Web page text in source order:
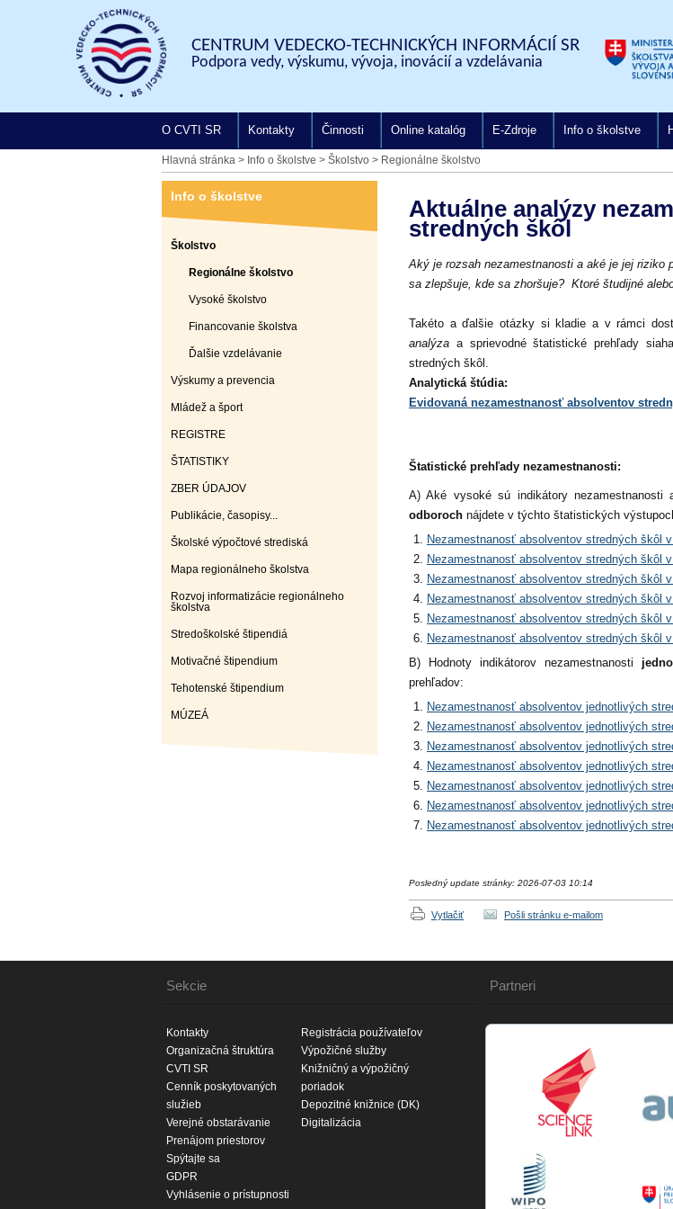
CENTRUM VEDECKO-TECHNICKÝCH INFORMÁCIÍ SR
Podpora vedy, výskumu, vývoja, inovácií a vzdelávania
O CVTI SR Kontakty Činnosti Online katalóg E-Zdroje Info o školstve
Hlavná stránka > Info o školstve > Školstvo > Regionálne školstvo
Info o školstve
Školstvo
Regionálne školstvo
Vysoké školstvo
Financovanie školstva
Ďalšie vzdelávanie
Výskumy a prevencia
Mládež a šport
REGISTRE
ŠTATISTIKY
ZBER ÚDAJOV
Publikácie, časopisy...
Školské výpočtové strediská
Mapa regionálneho školstva
Rozvoj informatizácie regionálneho
školstva
Stredoškolské štipendiá
Motivačné štipendium
Tehotenské štipendium
MÚZEÁ
Aktuálne analýzy
stredných škôl
Aký je rozsah nezamestnanosti a aké je jej
sa zlepšuje, kde sa zhoršuje? Ktoré študijné
Takéto a ďalšie otázky si kladie a v rámci
analýza a sprievodné štatistické prehľady
stredných škôl.
Analytická štúdia:
Evidovaná nezamestnanosť absolventov
Štatistické prehľady nezamestnanosti:
A) Aké vysoké sú indikátory nezamestnanosti
odboroch nájdete v týchto štatistických
Nezamestnanosť absolventov stredných škôl
Nezamestnanosť absolventov stredných škôl
Nezamestnanosť absolventov stredných škôl
Nezamestnanosť absolventov stredných škôl
Nezamestnanosť absolventov stredných škôl
Nezamestnanosť absolventov stredných škôl
B) Hodnoty indikátorov nezamestnanosti
prehľadov:
Nezamestnanosť absolventov jednotlivých
Nezamestnanosť absolventov jednotlivých
Nezamestnanosť absolventov jednotlivých
Nezamestnanosť absolventov jednotlivých
Nezamestnanosť absolventov jednotlivých
Nezamestnanosť absolventov jednotlivých
Nezamestnanosť absolventov jednotlivých
Posledný update stránky: 2026-07-03 10:14
Vytlačiť Pošli stránku e-mailom
Sekcie
Kontakty
Organizačná štruktúra
CVTI SR
Cenník poskytovaných
služieb
Verejné obstarávanie
Prenájom priestorov
Spýtajte sa
GDPR
Vyhlásenie o prístupnosti
Registrácia používateľov
Výpožičné služby
Knižničný a výpožičný
poriadok
Depozitné knižnice (DK)
Digitalizácia
Partneri